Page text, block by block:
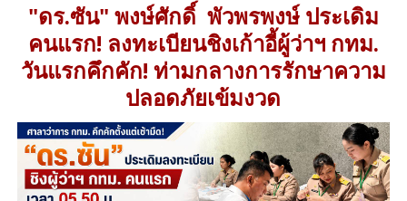
"ดร.ซัน" พงษ์ศักดิ์ พัวพรพงษ์ ประเดิม
คนแรก! ลงทะเบียนชิงเก้าอี้ผู้ว่าฯ กทม.
วันแรกคึกคัก! ท่ามกลางการรักษาความ
ปลอดภัยเข้มงวด